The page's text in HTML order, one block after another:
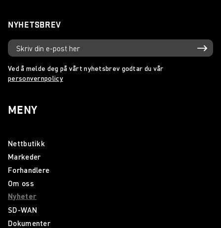
NYHETSBREV
Ved å melde deg på vårt nyhetsbrev godtar du vår
personvernpolicy
MENY
Nettbutikk
Markeder
Forhandlere
Om oss
Nyheter
SD-WAN
Dokumenter